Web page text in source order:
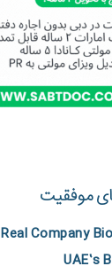
موفقیت
Real Company
UAE’s